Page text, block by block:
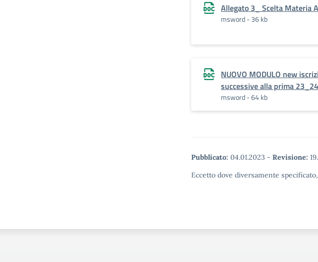
Allegato 3_ Scelta Materia
msword - 36 kb
NUOVO MODULO new
successive alla prima
msword - 64 kb
Pubblicato: 04.01.2023 - Revisione:
Eccetto dove diversamente